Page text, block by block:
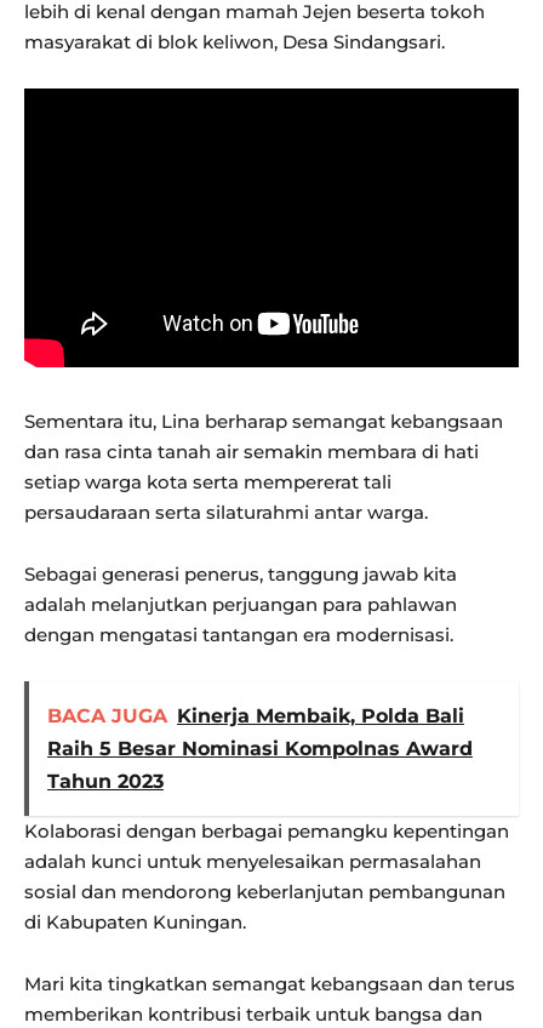
lebih di kenal dengan mamah Jejen beserta tokoh
masyarakat di blok keliwon, Desa Sindangsari.
Sementara itu, Lina berharap semangat kebangsaan
dan rasa cinta tanah air semakin membara di hati
setiap warga kota serta mempererat tali
persaudaraan serta silaturahmi antar warga.
Sebagai generasi penerus, tanggung jawab kita
adalah melanjutkan perjuangan para pahlawan
dengan mengatasi tantangan era modernisasi.
BACA JUGA Kinerja Membaik, Polda Bali
Raih 5 Besar Nominasi Kompolnas Award
Tahun 2023
Kolaborasi dengan berbagai pemangku kepentingan
adalah kunci untuk menyelesaikan permasalahan
sosial dan mendorong keberlanjutan pembangunan
di Kabupaten Kuningan.
Mari kita tingkatkan semangat kebangsaan dan terus
memberikan kontribusi terbaik untuk bangsa dan